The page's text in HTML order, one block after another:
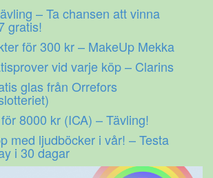
– Ta chansen att vinna
gratis!
för 300 kr – MakeUp Mekka
vid varje köp – Clarins
glas från Orrefors
8000 kr (ICA) – Tävling!
med ljudböcker i vår! – Testa
i 30 dagar